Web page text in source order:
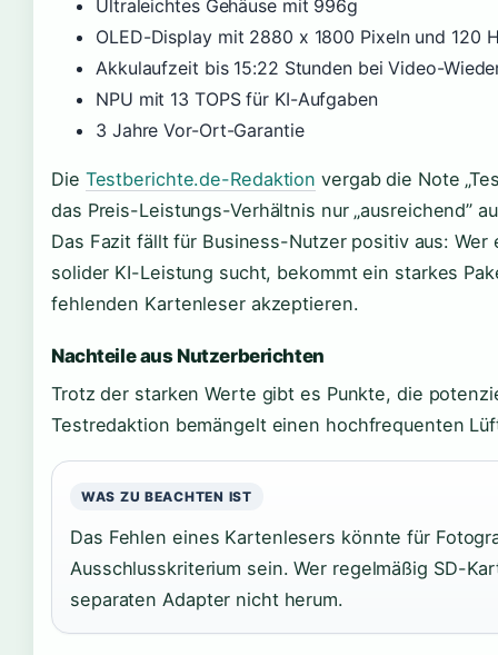
Ultraleichtes Gehäuse mit 996g
OLED-Display mit 2880 x 1800 Pixeln und 120
Akkulaufzeit bis 15:22 Stunden bei Video-
NPU mit 13 TOPS für KI-Aufgaben
3 Jahre Vor-Ort-Garantie
Die Testberichte.de-Redaktion vergab die Note
das Preis-Leistungs-Verhältnis nur „ausreichend”
Das Fazit fällt für Business-Nutzer positiv aus:
solider KI-Leistung sucht, bekommt ein starkes
fehlenden Kartenleser akzeptieren.
Nachteile aus Nutzerberichten
Trotz der starken Werte gibt es Punkte, die
Testredaktion bemängelt einen hochfrequenten
WAS ZU BEACHTEN IST
Das Fehlen eines Kartenlesers könnte für
Ausschlusskriterium sein. Wer regelmäßig SD-
separaten Adapter nicht herum.